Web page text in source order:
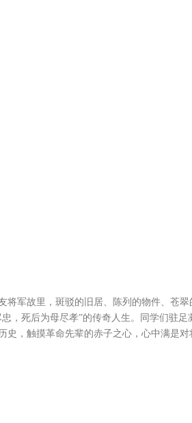
军故里，斑驳的旧居、陈列的物件、苍翠
，死后为母尽孝”的传奇人生。同学们驻
史，触摸革命先辈的赤子之心，心中满是